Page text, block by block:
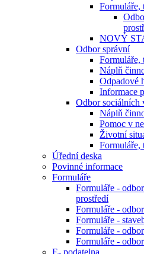
Formuláře,
NOVÝ
Odbor správní
Formuláře,
Náplň
Odpadové
Informace
Odbor sociálních
Náplň
Pomoc v
Životní
Formuláře,
Úřední deska
Povinné informace
Formuláře
Formuláře -
prostředí
Formuláře -
Formuláře -
Formuláře -
Formuláře -
E- podatelna